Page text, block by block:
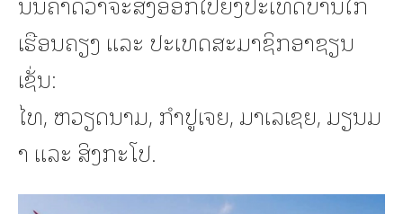
ເຮືອນຄຽງ ແລະ ປະເທດສະມາຊິກອາຊຽນ
ເຊັ່ນ:
ໄທ, ຫວຽດນາມ, ກຳປູເຈຍ, ມາເລເຊຍ, ມຽນມ
າ ແລະ ສິງກະໂປ.